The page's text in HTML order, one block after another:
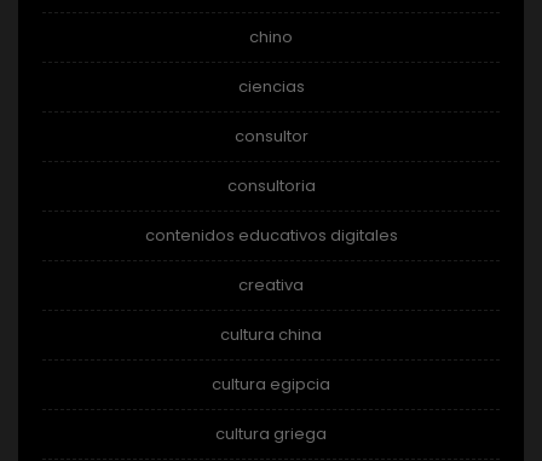
chino
ciencias
consultor
consultoria
contenidos educativos digitales
creativa
cultura china
cultura egipcia
cultura griega